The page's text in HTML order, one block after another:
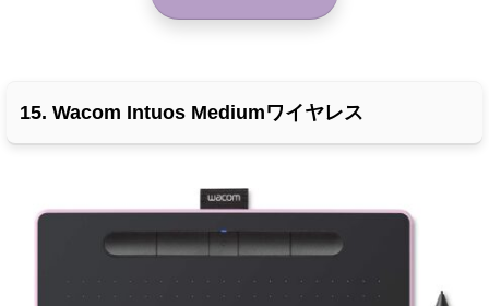
15. Wacom Intuos Mediumワイヤレス